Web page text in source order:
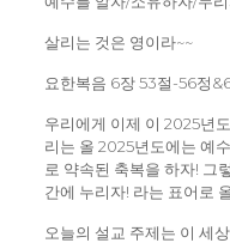
살리는 것은 영이라~~
요한복음 6장 53절-56정
우리에게 이제 이 2025년
리는 올 2025년도에는 예
로 약속된 축복을 하자! 그
간에 누리자! 라는 표어로
오늘의 설교 주제는 이 세